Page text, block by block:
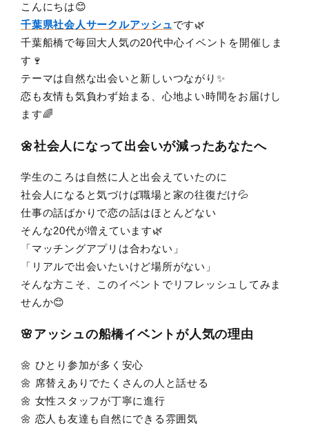
こんにちは😊
千葉県社会人サークルアッシュです🌿
千葉船橋で毎回大人気の20代中心イベントを開催しま
す🍷
テーマは自然な出会いと新しいつながり✨
恋も友情も気負わず始まる、心地よい時間をお届けし
ます🌈
🌼社会人になって出会いが減ったあなたへ
学生のころは自然に人と出会えていたのに
社会人になると気づけば職場と家の往復だけ💦
仕事の話ばかりで恋の話はほとんどない
そんな20代が増えています🌿
「マッチングアプリは合わない」
「リアルで出会いたいけど場所がない」
そんな方こそ、このイベントでリフレッシュしてみま
せんか😊
🌸アッシュの船橋イベントが人気の理由
🌼 ひとり参加が多く安心
🌼 席替えありでたくさんの人と話せる
🌼 女性スタッフが丁寧に進行
🌼 恋人も友達も自然にできる雰囲気